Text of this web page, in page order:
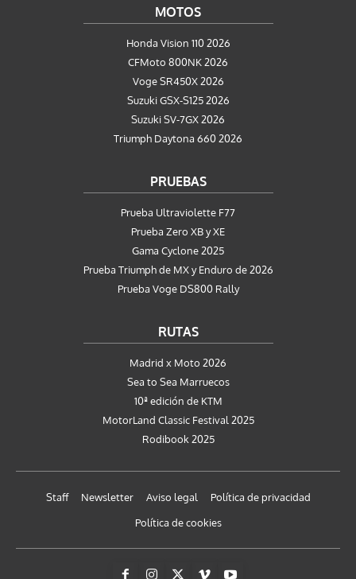
MOTOS
Honda Vision 110 2026
CFMoto 800NK 2026
Voge SR450X 2026
Suzuki GSX-S125 2026
Suzuki SV-7GX 2026
Triumph Daytona 660 2026
PRUEBAS
Prueba Ultraviolette F77
Prueba Zero XB y XE
Gama Cyclone 2025
Prueba Triumph de MX y Enduro de 2026
Prueba Voge DS800 Rally
RUTAS
Madrid x Moto 2026
Sea to Sea Marruecos
10ª edición de KTM
MotorLand Classic Festival 2025
Rodibook 2025
Staff Newsletter Aviso legal
Política de privacidad
Política de cookies